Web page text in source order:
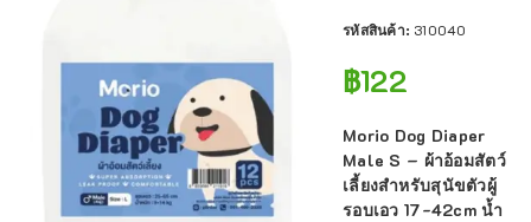
รหัสสินค้า: 310040
฿122
Morio Dog Diaper
Male S – ผ้าอ้อมสัตว์
เลี้ยงสำหรับสุนัขตัวผู้
รอบเอว 17-42cm น้ำ